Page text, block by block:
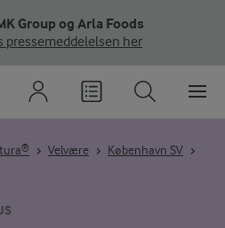
Group og Arla Foods
pressemeddelelsen her
Velvære
København SV